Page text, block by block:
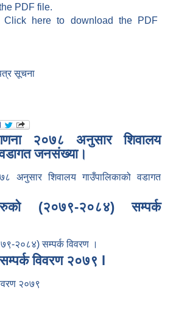
PDF file.
Click here to download the PDF
सूचना
२०७८ अनुसार शिवालय
वडागत जनसंख्या।
अनुसार शिवालय गाउँपालिकाको वडागत
(२०७९-२०८४) सम्पर्क
२०८४) सम्पर्क विवरण ।
विवरण २०७९ l
२०७९